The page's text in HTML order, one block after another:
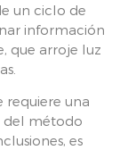
un ciclo de
información
que arroje luz
requiere una
del método
es